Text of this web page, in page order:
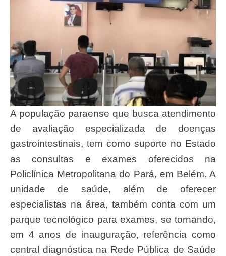
A população paraense que busca atendimento
de avaliação especializada de doenças
gastrointestinais, tem como suporte no Estado
as consultas e exames oferecidos na
Policlínica Metropolitana do Pará, em Belém. A
unidade de saúde, além de oferecer
especialistas na área, também conta com um
parque tecnológico para exames, se tornando,
em 4 anos de inauguração, referência como
central diagnóstica na Rede Pública de Saúde